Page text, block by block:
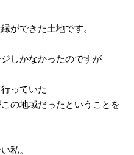
ができた土地です。
しかなかったのですが
っていた
の地域だったということを
私。